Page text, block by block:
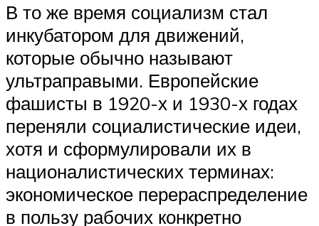
В то же время социализм стал
инкубатором для движений,
которые обычно называют
ультраправыми. Европейские
фашисты в 1920-х и 1930-х годах
переняли социалистические идеи,
хотя и сформулировали их в
националистических терминах:
экономическое перераспределение
в пользу рабочих конкретно